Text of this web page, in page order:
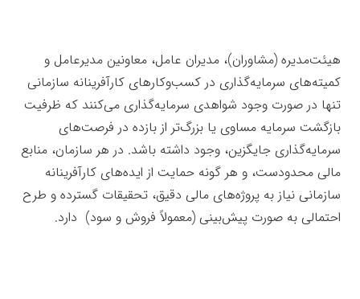
هیئت‌مدیره (مشاوران)، مدیران عامل، معاونین مدیرعامل و
کمیته‌های سرمایه‌گذاری در کسب‌وکارهای کارآفرینانه سازمانی
تنها در صورت وجود شواهدی سرمایه‌گذاری می‌کنند که ظرفیت
بازگشت سرمایه مساوی یا بزرگ‌تر از بازده در فرصت‌های
سرمایه‌گذاری جایگزین، وجود داشته باشد. در هر سازمان، منابع
مالی محدودست، و هر گونه حمایت از ایده‌های کارآفرینانه
سازمانی نیاز به پروژه‌های مالی دقیق، تحقیقات گسترده و طرح
احتمالی به صورت پیش‌بینی (معمولاً فروش و سود) دارد.